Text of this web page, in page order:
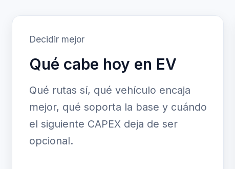
Decidir mejor
Qué cabe hoy en EV
Qué rutas sí, qué vehículo encaja
mejor, qué soporta la base y cuándo
el siguiente CAPEX deja de ser
opcional.